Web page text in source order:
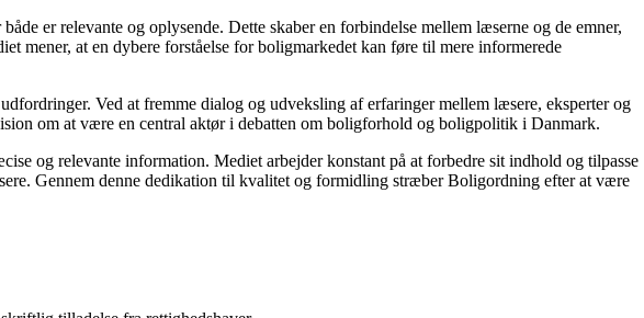
er relevante og oplysende. Dette skaber en forbindelse mellem læserne og de emner,
mener, at en dybere forståelse for boligmarkedet kan føre til mere informerede
Ved at fremme dialog og udveksling af erfaringer mellem læsere, eksperter og
om at være en central aktør i debatten om boligforhold og boligpolitik i Danmark.
og relevante information. Mediet arbejder konstant på at forbedre sit indhold og tilpasse
Gennem denne dedikation til kvalitet og formidling stræber Boligordning efter at være